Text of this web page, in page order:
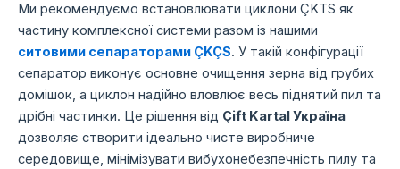
Ми рекомендуємо встановлювати циклони ÇKTS як
частину комплексної системи разом із нашими
ситовими сепараторами ÇKÇS. У такій конфігурації
сепаратор виконує основне очищення зерна від грубих
домішок, а циклон надійно вловлює весь піднятий пил та
дрібні частинки. Це рішення від Çift Kartal Україна
дозволяє створити ідеально чисте виробниче
середовище, мінімізувати вибухонебезпечність пилу та